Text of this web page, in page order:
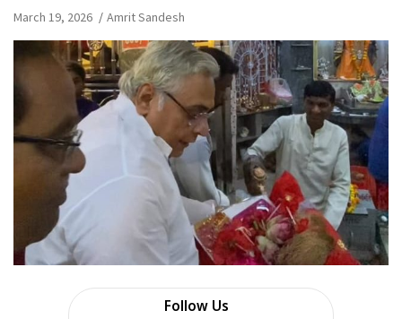
March 19, 2026 Amrit Sandesh
Follow Us